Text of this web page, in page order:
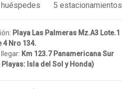
huéspedes 5 estacionamientos
Playa Las Palmeras Mz.A3 Lote.1
4 Nro 134.
Km 123.7 Panamericana Sur
Playas: Isla del Sol y Honda)